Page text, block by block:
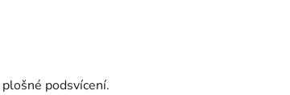
podsvícení.